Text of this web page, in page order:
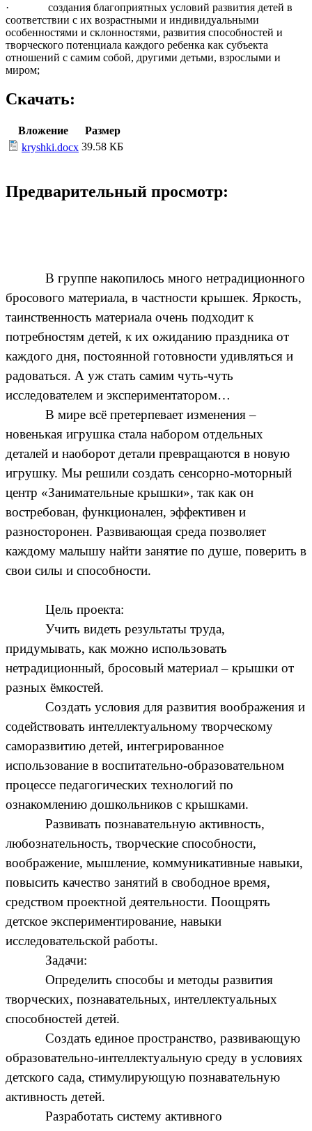
· создания благоприятных условий развития детей в
соответствии с их возрастными и индивидуальными
особенностями и склонностями, развития способностей и
творческого потенциала каждого ребенка как субъекта
отношений с самим собой, другими детьми, взрослыми и
миром;
Скачать:
Вложение
Размер
kryshki.docx 39.58 КБ
Предварительный просмотр:
В группе накопилось много нетрадиционного
бросового материала, в частности крышек. Яркость,
таинственность материала очень подходит к
потребностям детей, к их ожиданию праздника от
каждого дня, постоянной готовности удивляться и
радоваться. А уж стать самим чуть-чуть
исследователем и экспериментатором…
В мире всё претерпевает изменения –
новенькая игрушка стала набором отдельных
деталей и наоборот детали превращаются в новую
игрушку. Мы решили создать сенсорно-моторный
центр «Занимательные крышки», так как он
востребован, функционален, эффективен и
разносторонен. Развивающая среда позволяет
каждому малышу найти занятие по душе, поверить в
свои силы и способности.
Цель проекта:
Учить видеть результаты труда,
придумывать, как можно использовать
нетрадиционный, бросовый материал – крышки от
разных ёмкостей.
Создать условия для развития воображения и
содействовать интеллектуальному творческому
саморазвитию детей, интегрированное
использование в воспитательно-образовательном
процессе педагогических технологий по
ознакомлению дошкольников с крышками.
Развивать познавательную активность,
любознательность, творческие способности,
воображение, мышление, коммуникативные навыки,
повысить качество занятий в свободное время,
средством проектной деятельности. Поощрять
детское экспериментирование, навыки
исследовательской работы.
Задачи:
Определить способы и методы развития
творческих, познавательных, интеллектуальных
способностей детей.
Создать единое пространство, развивающую
образовательно-интеллектуальную среду в условиях
детского сада, стимулирующую познавательную
активность детей.
Разработать систему активного